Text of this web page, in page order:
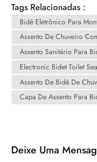
Tags Relacionadas :
Bidê Eletrônico Para
Assento De Chuveiro
Assento Sanitário Para
Electronic Bidet Toilet
Assento De Bidê De
Capa De Assento Para
Deixe Uma